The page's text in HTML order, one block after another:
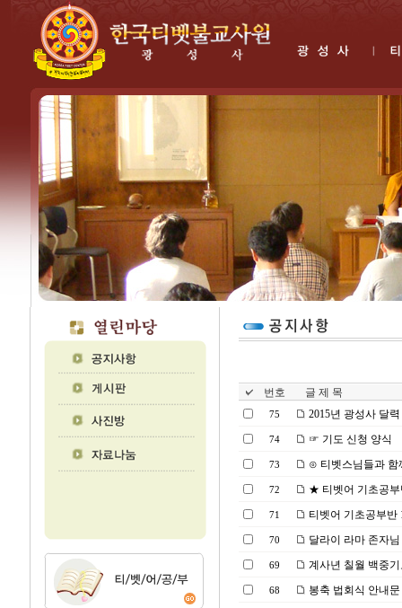
번호 글 제 목
75 2015년 광성사 달
74 ☞ 기도 신청 양식
73 ⊙ 티벳스님들과 함
72 ★ 티벳어 기초공부
71 티벳어 기초공부반
70 달라이 라마 존자
69 계사년 칠월 백중
68 봉축 법회식 안내문